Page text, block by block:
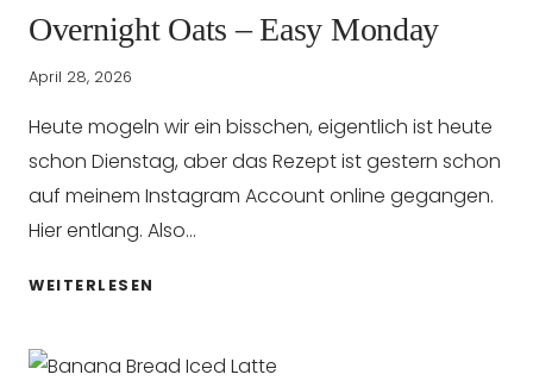
Overnight Oats – Easy Monday
April 28, 2026
Heute mogeln wir ein bisschen, eigentlich ist heute
schon Dienstag, aber das Rezept ist gestern schon
auf meinem Instagram Account online gegangen.
Hier entlang. Also…
WEITERLESEN
EASY